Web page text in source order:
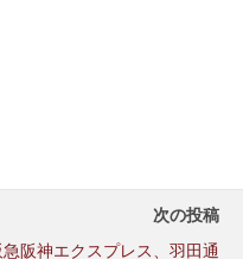
次の投稿
阪神エクスプレス、羽田通